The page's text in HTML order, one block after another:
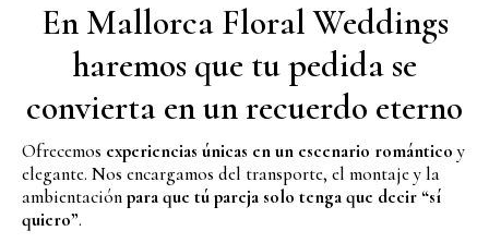
En Mallorca Floral Weddings
haremos que tu pedida se
convierta en un recuerdo eterno
Ofrecemos experiencias únicas en un escenario románticoy
elegante. Nos encargamos del transporte, el montaje y la
ambientaciónpara que tú pareja solo tenga que decir “sí
quiero”.